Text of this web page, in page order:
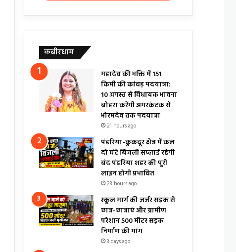
कबीरधाम
महादेव की भक्ति में 151
किमी की कांवड़ पदयात्रा:
10 अगस्त से विधायक भावना
बोहरा करेंगी अमरकंटक से
भोरमदेव तक पदयात्रा
21 hours ago
पंडरिया-कुकदूर क्षेत्र में कल
दो घंटे बिजली सप्लाई रहेगी
बंद पंडरिया शहर की पूरी
लाइन होगी प्रभावित
23 hours ago
स्कूल मार्ग की जर्जर सड़क से
छात्र-छात्राएं और ग्रामीण
परेशान 500 मीटर सड़क
निर्माण की मांग
3 days ago